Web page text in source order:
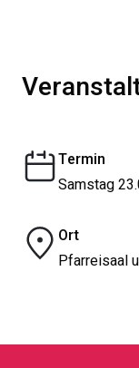
Termin
Samstag
Ort
Pfarreisaal